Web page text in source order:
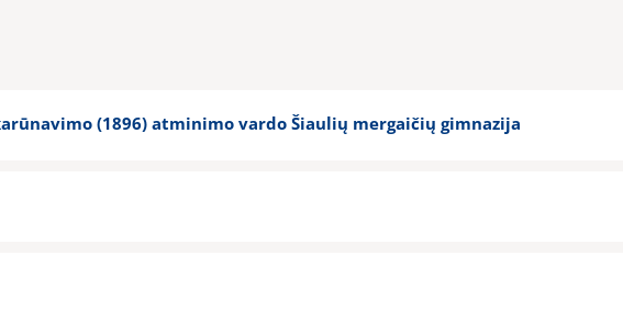
(1896) atminimo vardo Šiaulių mergaičių gimnazija